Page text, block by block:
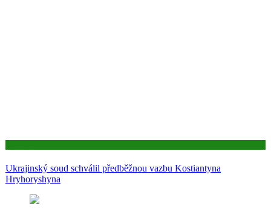
Ukrajinský soud schválil předběžnou vazbu Kostiantyna
Hryhoryshyna